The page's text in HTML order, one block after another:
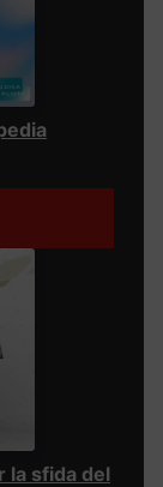
la sfida del